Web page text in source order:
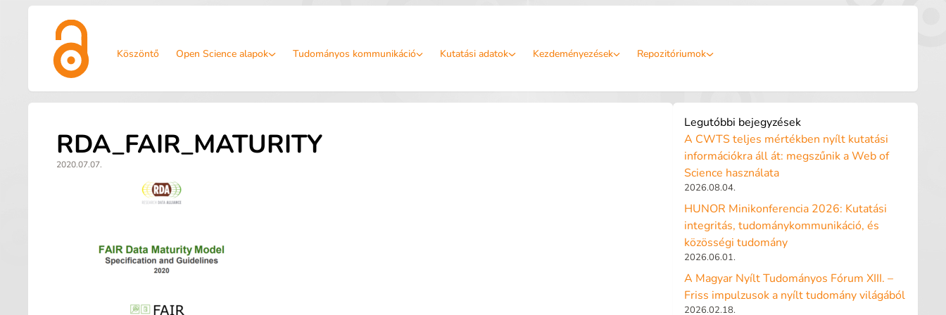
Köszöntő Open Science alapok Tudományos kommunikáció Kutatási adatok Kezdeményezések Repozitóriumok
RDA_FAIR_MATURITY
2020.07.07.
Legutóbbi bejegyzések
A CWTS teljes mértékben nyílt kutatási
információkra áll át: megszűnik a Web of
Science használata
2026.08.04.
HUNOR Minikonferencia 2026: Kutatási
integritás, tudománykommunikáció, és
közösségi tudomány
2026.06.01.
A Magyar Nyílt Tudományos Fórum XIII. –
Friss impulzusok a nyílt tudomány világából
2026.02.18.